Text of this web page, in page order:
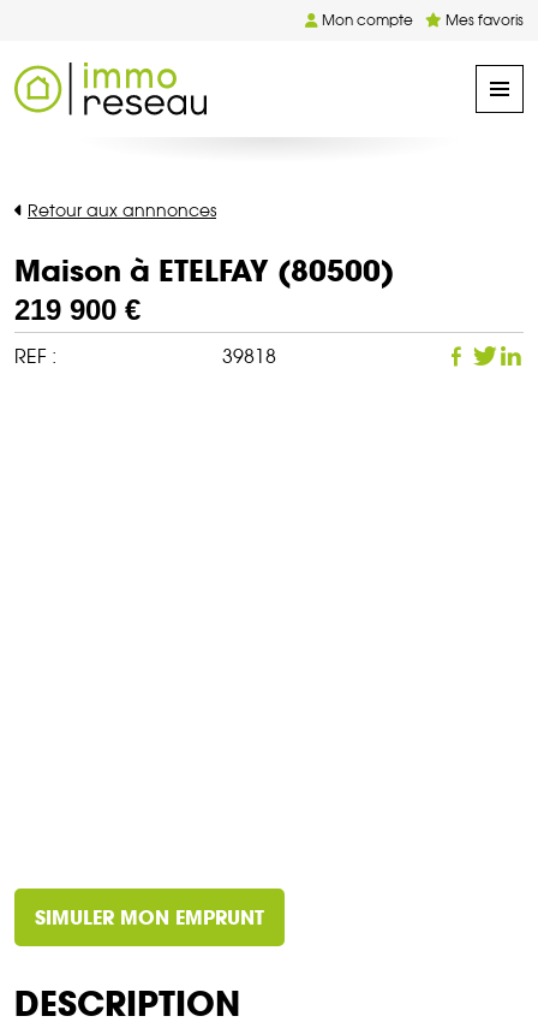
Mon compte Mes favoris
Retour aux annnonces
Maison à ETELFAY (80500)
219 900 €
REF : 39818
SIMULER MON EMPRUNT
DESCRIPTION